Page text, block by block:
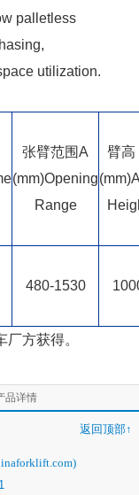
palletless
utilization.
张臂范围A
(mm)Opening
Range
臂高
480-1530
方获得。
品详情
返回顶部↑